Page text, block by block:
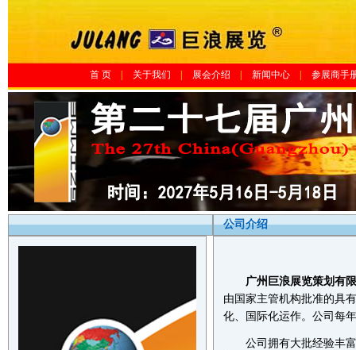
首 页 关于我们 展会介绍 新闻中心 参展商手
公司介绍
广州巨浪展览策划有
由国家主管机构批准的具
化、国际化运作。公司每
公司拥有大批经验丰富